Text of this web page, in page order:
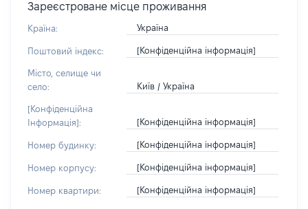
Зареєстроване місце проживання
Країна: Україна
Поштовий індекс: [Конфіденційна інформація]
Місто, селище чи
село:
Київ / Україна
[Конфіденційна
Інформація]:
[Конфіденційна інформація]
Номер будинку: [Конфіденційна інформація]
Номер корпусу: [Конфіденційна інформація]
Номер квартири: [Конфіденційна інформація]